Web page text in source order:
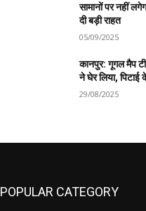
सामानों पर नहीं
दी बड़ी राहत
05/09/2025
कानपुर: गूगल मैप
ने घेर लिया, पिटाई
29/08/2025
POPULAR CATEGORY